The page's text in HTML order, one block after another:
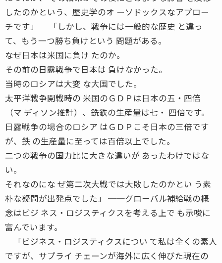
したのかという、歴史学のオ ーソドックスなアプロー
チです」 「しかし、戦争には一般的な歴史 と違っ
て、もう一つ勝ち負けという 問題がある。
なぜ日本は米国に負け たのか。
その前の日露戦争で日本は 負けなかった。
当時のロシアは大変 な大国でした。
太平洋戦争開戦時の 米国のＧＤＰは日本の五・四倍
（マ ディソン推計）、銑鉄の生産量は七・ 四倍です。
日露戦争の場合のロシア はＧＤＰこそ日本の三倍です
が、鉄 の生産量に至っては百倍以上でした。
二つの戦争の国力比に大きな違いが あったわけではな
い。
それなのにな ぜ第二次大戦では大敗したのかとい う素
朴な疑問が出発点でした」 ──グローバル補給戦の概
念はビジ ネス・ロジスティクスを考える上で も示唆に
富んでいます。
「ビジネス・ロジスティクスについ て私は全くの素人
ですが、サプライ チェーンが海外に広く伸びた現在の